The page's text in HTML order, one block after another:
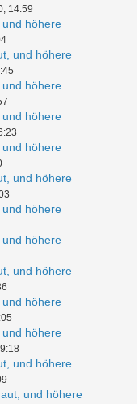
14:59
und höhere
und höhere
und höhere
und höhere
und höhere
und höhere
und höhere
und höhere
und höhere
und höhere
und höhere
und höhere
und höhere